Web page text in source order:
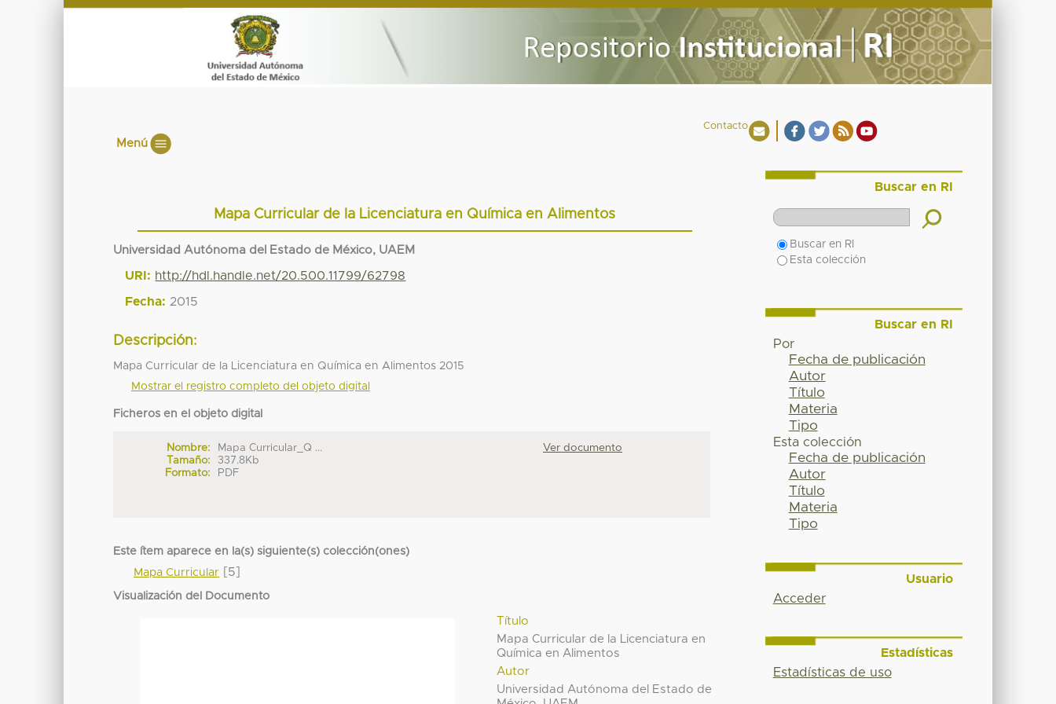
Contacto
Menú
Mapa Curricular de la Licenciatura en Química en Alimentos
Universidad Autónoma del Estado de México, UAEM
URI: http://hdl.handle.net/20.500.11799/62798
Fecha: 2015
Descripción:
Mapa Curricular de la Licenciatura en Química en Alimentos 2015
Mostrar el registro completo del objeto digital
Ficheros en el objeto digital
Nombre:
Mapa Curricular_Q ...
Tamaño:
337.8Kb
Formato:
PDF
Ver documento
Este ítem aparece en la(s) siguiente(s) colección(ones)
Mapa Curricular [5]
Visualización del Documento
Título
Mapa Curricular de la Licenciatura en
Química en Alimentos
Autor
Universidad Autónoma del Estado de
Buscar en RI
Buscar en RI
Esta colección
Buscar en RI
Por
Fecha de publicación
Autor
Título
Materia
Tipo
Esta colección
Fecha de publicación
Autor
Título
Materia
Tipo
Usuario
Acceder
Estadísticas
Estadísticas de uso